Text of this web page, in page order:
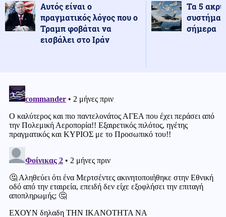
Αυτός είναι ο
πραγματικός λόγος που ο
Τραμπ φοβάται να
εισβάλει στο Ιράν
Τα 5
σήμερα